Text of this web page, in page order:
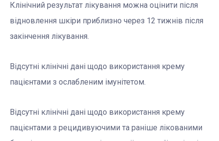
Клінічний результат лікування можна оцінити після
відновлення шкіри приблизно через 12 тижнів після
закінчення лікування.
Відсутні клінічні дані щодо використання крему
пацієнтами з ослабленим імунітетом.
Відсутні клінічні дані щодо використання крему
пацієнтами з рецидивуючими та раніше лікованими